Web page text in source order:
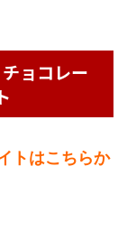
ョコレー
トはこちらか